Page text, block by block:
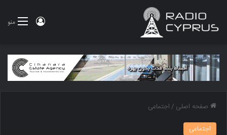
منو ورود
صفحه اصلی /اجتماعی
اجتماعی